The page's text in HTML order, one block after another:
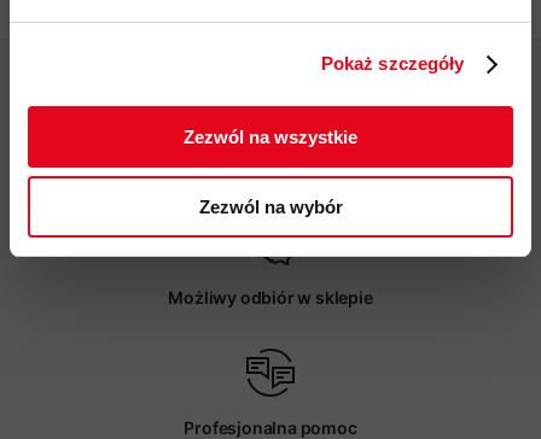
Pokaż szczegóły
Zezwól na wszystkie
Zezwól na wybór
Darmowa dostawa od 200 zł
Możliwy odbiór w sklepie
Profesjonalna pomoc
zgodnie z Polityką prywatności.